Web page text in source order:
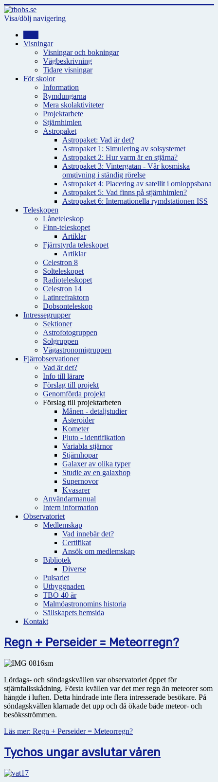
Visa/dölj navigering
Visningar
Visningar och bokningar
Vägbeskrivning
Tidare visningar
För skolor
Information
Rymdungarna
Mera skolaktiviteter
Projektarbete
Stjärnhimlen
Astropaket
Astropaket: Vad är det?
Astropaket 1: Simulering av solsystemet
Astropaket 2: Hur varm är en stjärna?
Astropaket 3: Vintergatan - Vår kosmiska
omgivning i ständig rörelse
Astropaket 4: Placering av satellit i omloppsbana
Astropaket 5: Vad finns på stjärnhimlen?
Astropaket 6: Internationella rymdstationen ISS
Teleskopen
Låneteleskop
Finn-teleskopet
Artiklar
Fjärrstyrda teleskopet
Artiklar
Celestron 8
Solteleskopet
Radioteleskopet
Celestron 14
Latinrefraktorn
Dobsonteleskop
Intressegrupper
Sektioner
Astrofotogruppen
Solgruppen
Vägastronomigruppen
Fjärrobservationer
Vad är det?
Info till lärare
Förslag till projekt
Genomförda projekt
Förslag till projektarbeten
Månen - detaljstudier
Asteroider
Kometer
Pluto - identifikation
Variabla stjärnor
Stjärnhopar
Galaxer av olika typer
Studie av en galaxhop
Supernovor
Kvasarer
Användarmanual
Intern information
Observatoriet
Medlemskap
Vad innebär det?
Certifikat
Ansök om medlemskap
Bibliotek
Diverse
Pulsariet
Utbyggnaden
TBO 40 år
Malmöastronomins historia
Sällskapets hemsida
Kontakt
Regn + Perseider = Meteorregn?
Lördags- och söndagskvällen var observatoriet öppet för
stjärnfallsskådning. Första kvällen var det mer regn än meteorer som
hängde i luften. Detta hindrade inte flera intresserade besökare. På
söndagskvällen klarnade det upp och då ökade både meteor- och
besöksströmmen.
Läs mer: Regn + Perseider = Meteorregn?
Tychos ungar avslutar våren